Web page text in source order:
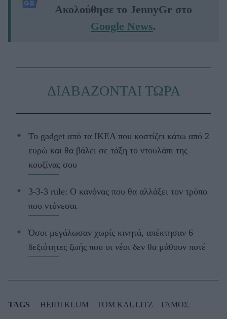
Ακολούθησε το JennyGr στο
Google News.
ΔΙΑΒΑΖΟΝΤΑΙ ΤΩΡΑ
Το gadget από τα IKEA που κοστίζει κάτω από 2
ευρώ και θα βάλει σε τάξη το ντουλάπι της
κουζίνας σου
3-3-3 rule: Ο κανόνας που θα αλλάξει τον τρόπο
που ντύνεσαι
Όσοι μεγάλωσαν χωρίς κινητά, απέκτησαν 6
δεξιότητες ζωής που οι νέοι δεν θα μάθουν ποτέ
TAGS HEIDI KLUM TOM KAULITZ ΓΑΜΟΣ